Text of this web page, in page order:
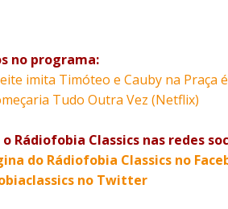
no programa:
imita Timóteo e Cauby na Praça
Tudo Outra Vez (Netflix)
Rádiofobia Classics nas redes
do Rádiofobia Classics no
no Twitter